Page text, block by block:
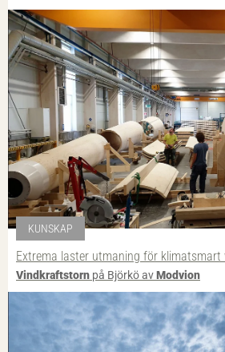
KUNSKAP
Extrema laster utmaning för klimatsmart
Vindkraftstorn på Björkö avModvion